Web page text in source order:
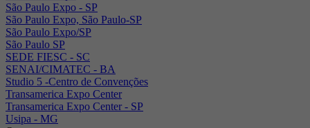
São Paulo Expo - SP
São Paulo Expo, São Paulo-SP
São Paulo Expo/SP
São Paulo SP
SEDE FIESC - SC
SENAI/CIMATEC - BA
Studio 5 -Centro de Convenções
Transamerica Expo Center
Transamerica Expo Center - SP
Usipa - MG